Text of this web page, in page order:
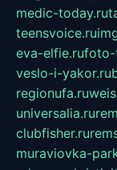
medic-today.ru
teensvoice.ru
eva-elfie.rufoto-
veslo-i-yakor.ru
regionufa.ru
universalia.ru
clubfisher.ru
muraviovka-